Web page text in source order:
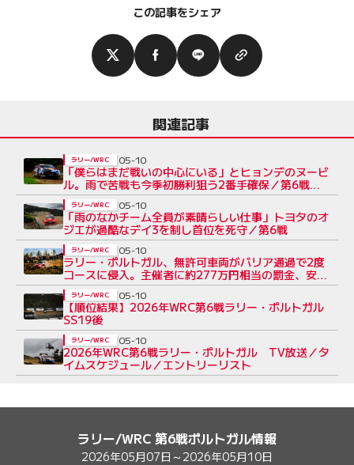
この記事をシェア
関連記事
「僕らはまだ戦いの中心にいる」とヒョンデのヌービ
ル。雨で苦戦も今季初勝利狙う2番手確保／第6戦デ
イ3 コメント集
ラリー/WRC 05-10
「雨のなかチーム全員が素晴らしい仕事」トヨタのオ
ジエが過酷なデイ3を制し首位を死守／第6戦
ラリー/WRC 05-10
ラリー・ポルトガル、無許可車両がバリア通過で2度
コースに侵入。主催者に約277万円相当の罰金、安全
対策の改善を要求
ラリー/WRC 05-10
【順位結果】2026年WRC第6戦ラリー・ポルトガル
SS19後
ラリー/WRC 05-10
2026年WRC第6戦ラリー・ポルトガル TV放送／タ
イムスケジュール／エントリーリスト
ラリー/WRC 05-10
ラリー/WRC 第6戦ポルトガル情報
2026年05月07日～2026年05月10日